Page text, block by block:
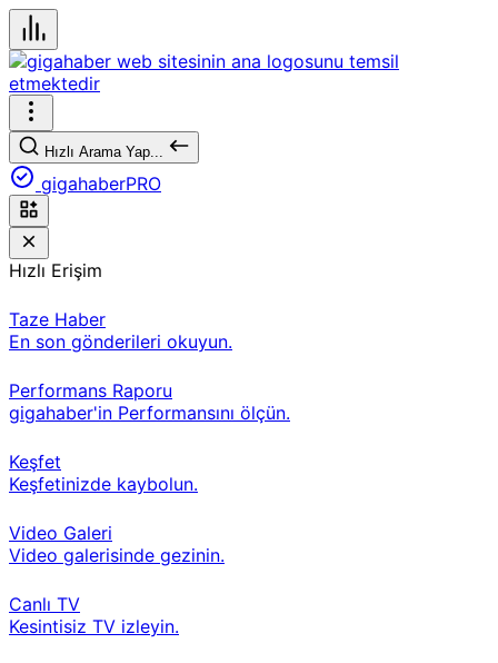
Hızlı Arama Yap...
gigahaberPRO
Hızlı Erişim
Taze Haber
En son gönderileri okuyun.
Performans Raporu
gigahaber'in Performansını ölçün.
Keşfet
Keşfetinizde kaybolun.
Video Galeri
Video galerisinde gezinin.
Canlı TV
Kesintisiz TV izleyin.